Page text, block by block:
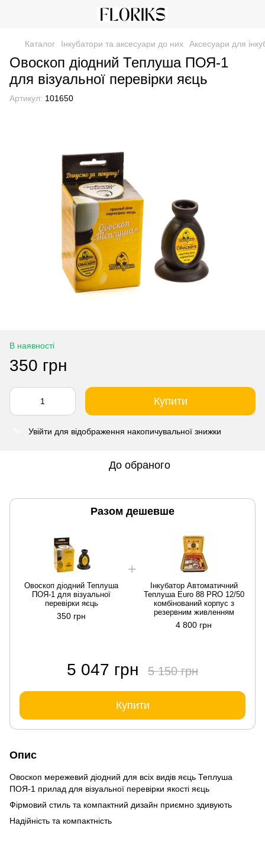
Каталог Інкубатори та аксесуари до них Аксесуари для
Овоскоп діодний Теплуша ПОЯ-1
для візуальної перевірки яєць
Артикул: 101650
В наявності
350 грн
Купити
Увійти для відображення накопичувальної знижки
До обраного
Разом дешевше
Овоскоп діодний Теплуша
ПОЯ-1 для візуальної
перевірки яєць
350 грн
Інкубатор Автоматичний
Теплуша Euro 88 PRO 12/50
комбінований корпус з
резервним живленням
4 800 грн
5 047 грн 5 150 грн
Купити
Опис
Овоскоп мережевий діодний для всіх видів яєць Теплуша
ПОЯ-1 прилад для візуальної перевірки якості яєць
Фірмовий стиль та компактний дизайн приємно здивують
Надійність та компактність